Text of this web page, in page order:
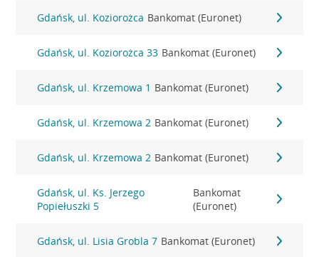
Gdańsk, ul. Koziorożca Bankomat (Euronet)
Gdańsk, ul. Koziorożca 33 Bankomat (Euronet)
Gdańsk, ul. Krzemowa 1 Bankomat (Euronet)
Gdańsk, ul. Krzemowa 2 Bankomat (Euronet)
Gdańsk, ul. Krzemowa 2 Bankomat (Euronet)
Gdańsk, ul. Ks. Jerzego
Popiełuszki 5
Bankomat
(Euronet)
Gdańsk, ul. Lisia Grobla 7 Bankomat (Euronet)